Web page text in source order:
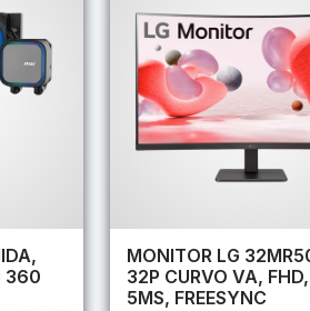
360
MONITOR LG
32P CURVO VA,
5MS, FREESYNC